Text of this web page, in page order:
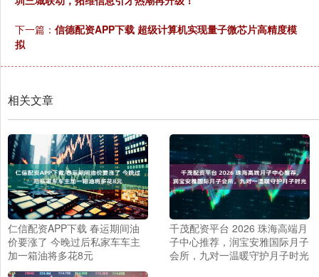
下一篇： 信德配资APP下载 超级计算机实现量子微芯片高精度模
拟
相关文章
仁信配资APP下载 春运期间油
价要涨了 今晚过后私家车车主
加一箱油将多花8元
千茂配资平台 2026 珠海高端月
子中心推荐，润宝安雅国际月子
会所，九对一温暖守护月子时光